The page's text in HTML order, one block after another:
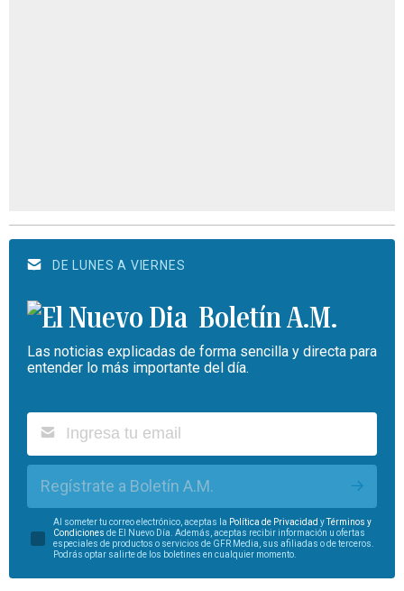
DE LUNES A VIERNES
Boletín A.M.
Las noticias explicadas de forma sencilla y directa para
entender lo más importante del día.
Regístrate a Boletín A.M.
Al someter tu correo electrónico, aceptas la Política de Privacidad yTérminos y
Condiciones de El Nuevo Día. Además, aceptas recibir información u ofertas
especiales de productos o servicios de GFR Media, sus afiliadas o de terceros.
Podrás optar salirte de los boletines en cualquier momento.